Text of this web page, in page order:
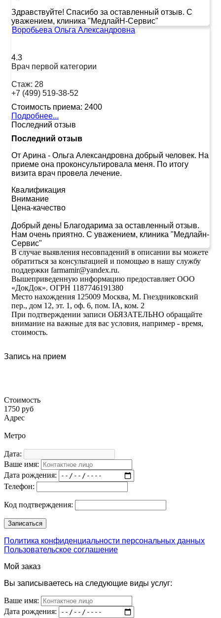
Здравствуйте! Спасибо за оставленный отзыв. С
уважением, клиника "МедлайН-Сервис"
Воробьева Ольга Александровна
4.3
Врач первой категории
Стаж: 28
+7 (499) 519-38-52
Стоимость приема: 2400
Подробнее...
Последний отзыв
Последний отзыв
От Арина - Ольга Александровна добрый человек. На
приеме она проконсультировала меня. По итогу
визита врач провела лечение.
Квалификация
Внимание
Цена-качество
Добрый день! Благодарима за оставленный отзыв.
Нам очень приятно. С уважением, клиника "Медлайн-
Сервис"
В случае выявления несовпадений в описании вы можете
обратиться за консультацией и помощью в нашу службу
поддержки farmamir@yandex.ru.
Вышеприведенную информацию предоставляет ООО
«ДокДок». ОГРН 1187746191380
Место нахождения 125009 Москва, М. Гнездниковский
пер., дом 12, эт. 1, оф. 6, пом. IA, ком. 2
При подтверждении записи ОБЯЗАТЕЛЬНО обращайте
внимание на важные для вас условия, например - время,
стоимость.
Запись на прием
Стоимость
1750 руб
Адрес
Метро
Дата:
Ваше имя:
Дата рождения:
Телефон:
Код подтверждения:
Политика конфиденциальности персональных данных
Пользовательское соглашение
Мой заказ
Вы записываетесь на следующие виды услуг:
Ваше имя:
Дата рождения: